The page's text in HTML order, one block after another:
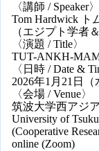
〈講師 / Speaker〉
Tom Hardwick ト
（エジプト学者
〈演題 / Title〉
TUT-ANKH-
〈日時 / Date &
2026年1月21日（
〈会場 / Venue〉
筑波大学西アジ
University of
(Cooperative
online (Zoom)